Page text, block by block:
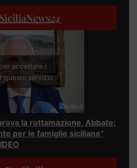
24
accettare i
questo servizio
la rottamazione, Abbate:
per le famiglie siciliane”